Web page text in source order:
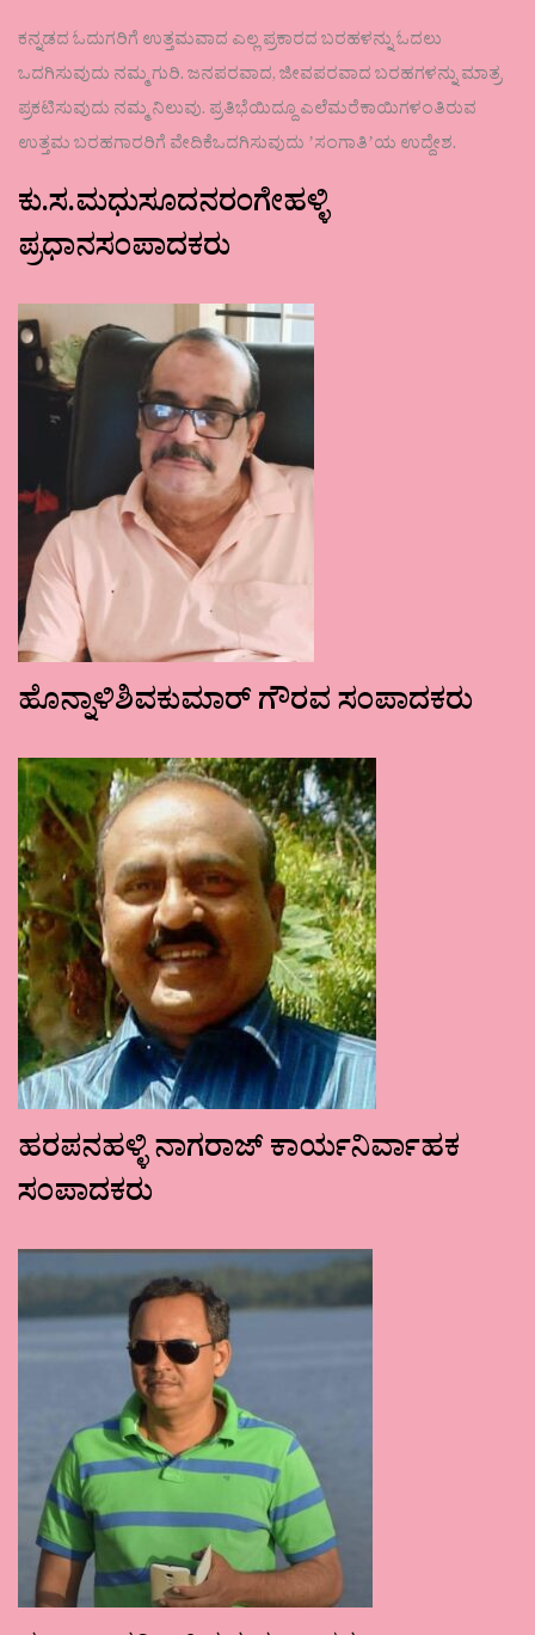
ಕನ್ನಡದ ಓದುಗರಿಗೆ ಉತ್ತಮವಾದ ಎಲ್ಲ ಪ್ರಕಾರದ ಬರಹಳನ್ನು ಓದಲು
ಒದಗಿಸುವುದು ನಮ್ಮ ಗುರಿ. ಜನಪರವಾದ, ಜೀವಪರವಾದ ಬರಹಗಳನ್ನು ಮಾತ್ರ
ಪ್ರಕಟಿಸುವುದು ನಮ್ಮ ನಿಲುವು. ಪ್ರತಿಭೆಯಿದ್ದೂ ಎಲೆಮರೆಕಾಯಿಗಳಂತಿರುವ
ಉತ್ತಮ ಬರಹಗಾರರಿಗೆ ವೇದಿಕೆಒದಗಿಸುವುದು ʼಸಂಗಾತಿʼಯ ಉದ್ದೇಶ.
ಕು.ಸ.ಮಧುಸೂದನರಂಗೇಹಳ್ಳಿ
ಪ್ರಧಾನಸಂಪಾದಕರು
ಹೊನ್ನಾಳಿಶಿವಕುಮಾರ್ ಗೌರವ ಸಂಪಾದಕರು
ಹರಪನಹಳ್ಳಿ ನಾಗರಾಜ್ ಕಾರ್ಯನಿರ್ವಾಹಕ
ಸಂಪಾದಕರು